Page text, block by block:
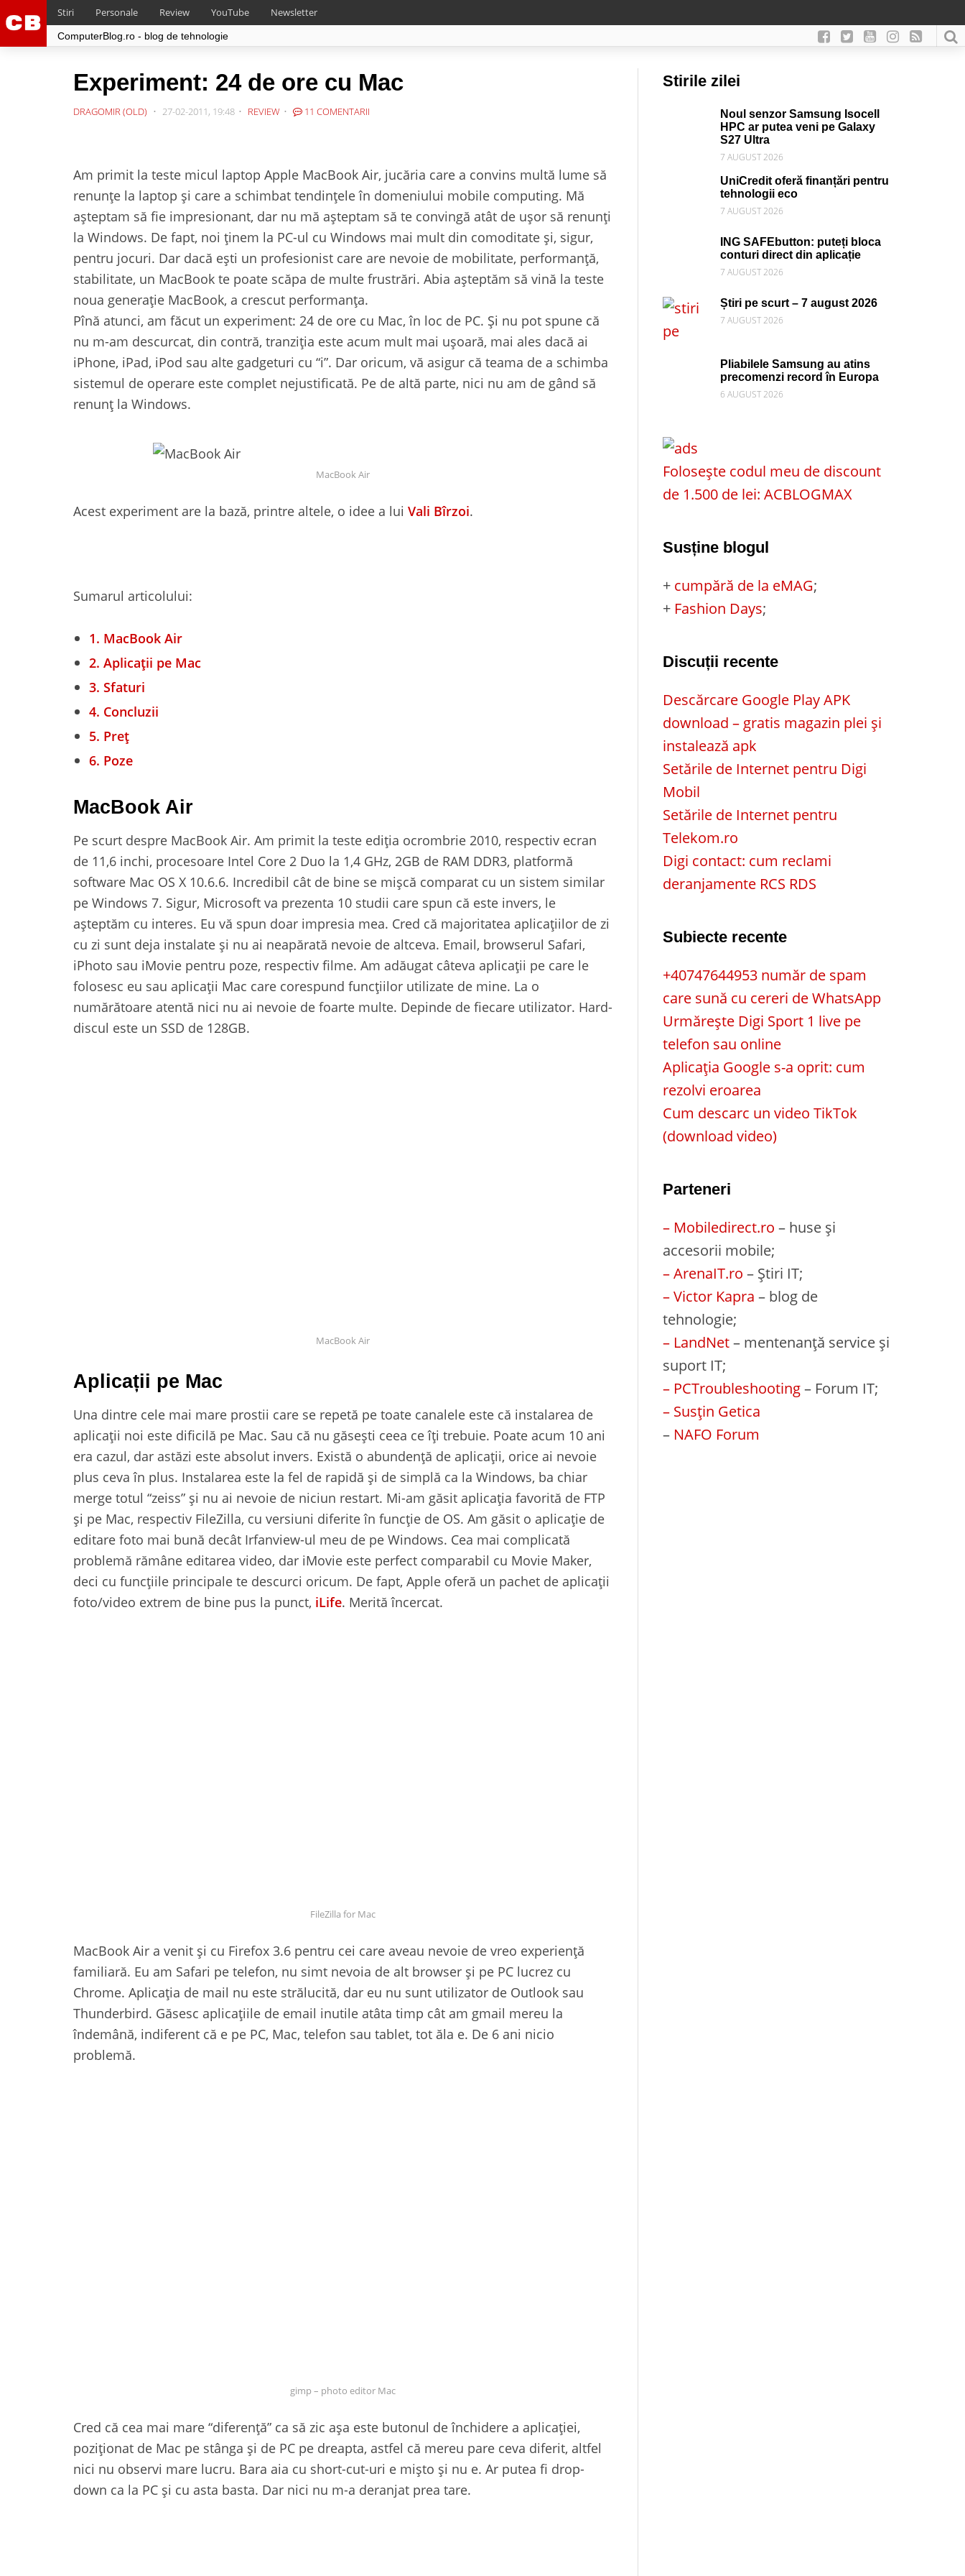
Stiri Personale Review YouTube Newsletter
ComputerBlog.ro - blog de tehnologie
Experiment: 24 de ore cu Mac
DRAGOMIR (OLD) 27-02-2011, 19:48 REVIEW 11 COMENTARII
Am primit la teste micul laptop Apple MacBook Air, jucăria care a convins multă lume să
renunțe la laptop și care a schimbat tendințele în domeniului mobile computing. Mă
așteptam să fie impresionant, dar nu mă așteptam să te convingă atât de ușor să renunți
la Windows. De fapt, noi ținem la PC-ul cu Windows mai mult din comoditate și, sigur,
pentru jocuri. Dar dacă ești un profesionist care are nevoie de mobilitate, performanță,
stabilitate, un MacBook te poate scăpa de multe frustrări. Abia așteptăm să vină la teste
noua generație MacBook, a crescut performanța.
Pînă atunci, am făcut un experiment: 24 de ore cu Mac, în loc de PC. Și nu pot spune că
nu m-am descurcat, din contră, tranziția este acum mult mai ușoară, mai ales dacă ai
iPhone, iPad, iPod sau alte gadgeturi cu “i”. Dar oricum, vă asigur că teama de a schimba
sistemul de operare este complet nejustificată. Pe de altă parte, nici nu am de gând să
renunț la Windows.
MacBook Air
Acest experiment are la bază, printre altele, o idee a lui Vali Bîrzoi.
Sumarul articolului:
1. MacBook Air
2. Aplicații pe Mac
3. Sfaturi
4. Concluzii
5. Preț
6. Poze
MacBook Air
Pe scurt despre MacBook Air. Am primit la teste ediția ocrombrie 2010, respectiv ecran
de 11,6 inchi, procesoare Intel Core 2 Duo la 1,4 GHz, 2GB de RAM DDR3, platformă
software Mac OS X 10.6.6. Incredibil cât de bine se mișcă comparat cu un sistem similar
pe Windows 7. Sigur, Microsoft va prezenta 10 studii care spun că este invers, le
așteptăm cu interes. Eu vă spun doar impresia mea. Cred că majoritatea aplicațiilor de zi
cu zi sunt deja instalate și nu ai neapărată nevoie de altceva. Email, browserul Safari,
iPhoto sau iMovie pentru poze, respectiv filme. Am adăugat câteva aplicații pe care le
folosesc eu sau aplicații Mac care corespund funcțiilor utilizate de mine. La o
numărătoare atentă nici nu ai nevoie de foarte multe. Depinde de fiecare utilizator. Hard-
discul este un SSD de 128GB.
MacBook Air
Aplicații pe Mac
Una dintre cele mai mare prostii care se repetă pe toate canalele este că instalarea de
aplicații noi este dificilă pe Mac. Sau că nu găsești ceea ce îți trebuie. Poate acum 10 ani
era cazul, dar astăzi este absolut invers. Există o abundență de aplicații, orice ai nevoie
plus ceva în plus. Instalarea este la fel de rapidă și de simplă ca la Windows, ba chiar
merge totul “zeiss” și nu ai nevoie de niciun restart. Mi-am găsit aplicația favorită de FTP
și pe Mac, respectiv FileZilla, cu versiuni diferite în funcție de OS. Am găsit o aplicație de
editare foto mai bună decât Irfanview-ul meu de pe Windows. Cea mai complicată
problemă rămâne editarea video, dar iMovie este perfect comparabil cu Movie Maker,
deci cu funcțiile principale te descurci oricum. De fapt, Apple oferă un pachet de aplicații
foto/video extrem de bine pus la punct, iLife. Merită încercat.
FileZilla for Mac
MacBook Air a venit și cu Firefox 3.6 pentru cei care aveau nevoie de vreo experiență
familiară. Eu am Safari pe telefon, nu simt nevoia de alt browser și pe PC lucrez cu
Chrome. Aplicația de mail nu este strălucită, dar eu nu sunt utilizator de Outlook sau
Thunderbird. Găsesc aplicațiile de email inutile atâta timp cât am gmail mereu la
îndemână, indiferent că e pe PC, Mac, telefon sau tablet, tot ăla e. De 6 ani nicio
problemă.
gimp – photo editor Mac
Cred că cea mai mare “diferență” ca să zic așa este butonul de închidere a aplicației,
poziționat de Mac pe stânga și de PC pe dreapta, astfel că mereu pare ceva diferit, altfel
nici nu observi mare lucru. Bara aia cu short-cut-uri e mișto și nu e. Ar putea fi drop-
down ca la PC și cu asta basta. Dar nici nu m-a deranjat prea tare.
Stirile zilei
Noul senzor Samsung Isocell
HPC ar putea veni pe Galaxy
S27 Ultra
7 AUGUST 2026
UniCredit oferă finanțări pentru
tehnologii eco
7 AUGUST 2026
ING SAFEbutton: puteți bloca
conturi direct din aplicație
7 AUGUST 2026
Știri pe scurt – 7 august 2026
7 AUGUST 2026
Pliabilele Samsung au atins
precomenzi record în Europa
6 AUGUST 2026
Folosește codul meu de discount
de 1.500 de lei: ACBLOGMAX
Susține blogul
+ cumpără de la eMAG;
+ Fashion Days;
Discuții recente
Descărcare Google Play APK
download – gratis magazin plei și
instalează apk
Setările de Internet pentru Digi
Mobil
Setările de Internet pentru
Telekom.ro
Digi contact: cum reclami
deranjamente RCS RDS
Subiecte recente
+40747644953 număr de spam
care sună cu cereri de WhatsApp
Urmărește Digi Sport 1 live pe
telefon sau online
Aplicația Google s-a oprit: cum
rezolvi eroarea
Cum descarc un video TikTok
(download video)
Parteneri
– Mobiledirect.ro – huse și
accesorii mobile;
– ArenaIT.ro – Știri IT;
– Victor Kapra – blog de
tehnologie;
– LandNet– mentenanță service și
suport IT;
– PCTroubleshooting– Forum IT;
– Susțin Getica
– NAFO Forum